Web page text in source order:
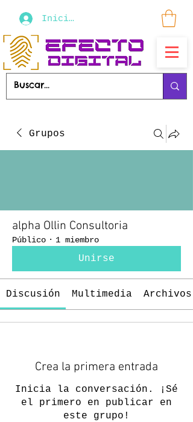
Iniciar sesión
Grupos
alpha Ollin Consultoria
Público · 1 miembro
Unirse
Discusión Multimedia Archivos
Crea la primera entrada
Inicia la conversación. ¡Sé
el primero en publicar en
este grupo!